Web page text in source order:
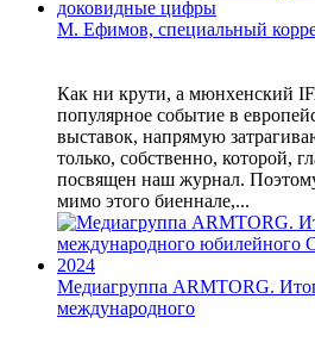
М. Ефимов, специальный
Как ни крути, а мюнхенский
популярное событие в
выставок, напрямую
только, собственно, которой,
посвящен наш журнал.
мимо этого биеннале,...
Медиагруппа ARMTORG.
международного